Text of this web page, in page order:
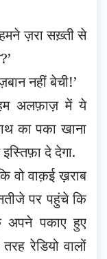
ज़रा सख़्ती से
नहीं बेची!’
अलफ़ाज़ में ये
का पका खाना
दे देगा.
वो वाक़ई ख़राब
पर पहुंचे कि
अपने पकाए हुए
रेडियो वालों